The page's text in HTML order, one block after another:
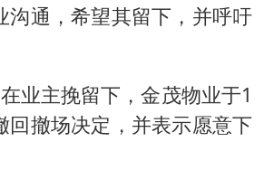
沟通，希望其留下，并呼吁
业主挽留下，金茂物业于1
回撤场决定，并表示愿意下